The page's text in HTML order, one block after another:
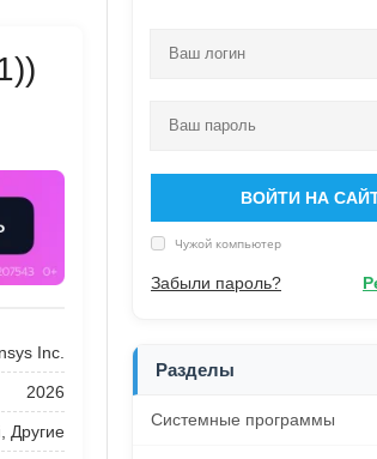
Inc.
2026
Другие
ВОЙТИ НА
Чужой компьютер
Забыли пароль?
Разделы
Системные программы